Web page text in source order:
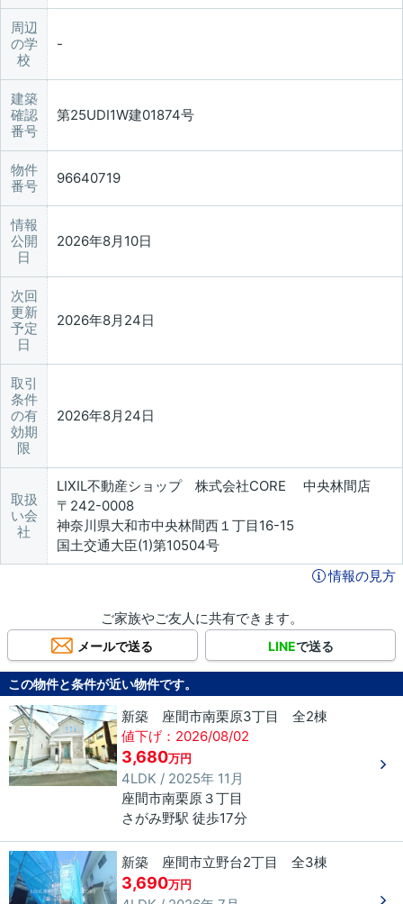
周辺
の学
校
建築
確認
番号
第25UDI1W建01874号
物件
番号
96640719
情報
公開
日
2026年8月10日
次回
更新
予定
日
2026年8月24日
取引
条件
の有
効期
限
2026年8月24日
取扱
い会
社
LIXIL不動産ショップ 株式会社CORE 中央林間店
〒242-0008
神奈川県大和市中央林間西１丁目16-15
国土交通大臣(1)第10504号
情報の見方
ご家族やご友人に共有できます。
メールで送る LINEで送る
この物件と条件が近い物件です。
新築 座間市南栗原3丁目 全2棟
値下げ：2026/08/02
3,680万円
4LDK / 2025年 11月
座間市南栗原３丁目
さがみ野駅 徒歩17分
新築 座間市立野台2丁目 全3棟
3,690万円